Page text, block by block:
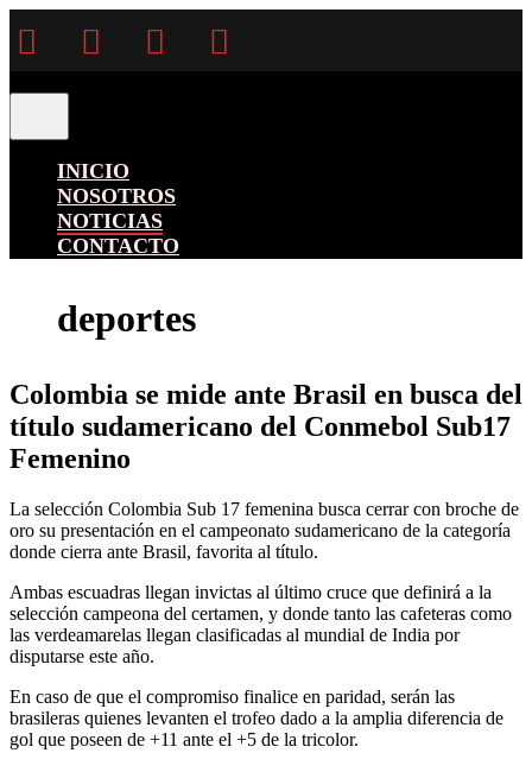
INICIO
NOSOTROS
NOTICIAS
CONTACTO
deportes
Colombia se mide ante Brasil en busca del
título sudamericano del Conmebol Sub17
Femenino
La selección Colombia Sub 17 femenina busca cerrar con broche de
oro su presentación en el campeonato sudamericano de la categoría
donde cierra ante Brasil, favorita al título.
Ambas escuadras llegan invictas al último cruce que definirá a la
selección campeona del certamen, y donde tanto las cafeteras como
las verdeamarelas llegan clasificadas al mundial de India por
disputarse este año.
En caso de que el compromiso finalice en paridad, serán las
brasileras quienes levanten el trofeo dado a la amplia diferencia de
gol que poseen de +11 ante el +5 de la tricolor.